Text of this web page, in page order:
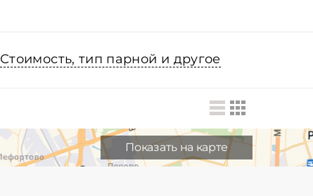
Стоимость, тип парной и другое
Показать на карте